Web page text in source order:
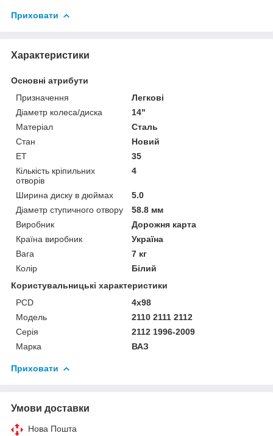
Приховати
Характеристики
Основні атрибути
Призначення
Легкові
Діаметр колеса/диска
14"
Матеріал
Сталь
Стан
Новий
ET
35
Кількість кріпильних
отворів
4
Ширина диску в дюймах
5.0
Діаметр ступичного отвору
58.8 мм
Виробник
Дорожня карта
Країна виробник
Україна
Вага
7 кг
Колір
Білий
Користувальницькі характеристики
PCD
4х98
Модель
2110 2111 2112
Серія
2112 1996-2009
Марка
ВАЗ
Приховати
Умови доставки
Нова Пошта